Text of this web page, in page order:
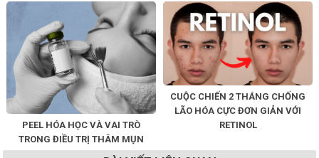
PEEL HÓA HỌC VÀ VAI TRÒ
TRONG ĐIỀU TRỊ THÂM MỤN
CUỘC CHIẾN 2 THÁNG CHỐNG
LÃO HÓA CỰC ĐƠN GIẢN VỚI
RETINOL